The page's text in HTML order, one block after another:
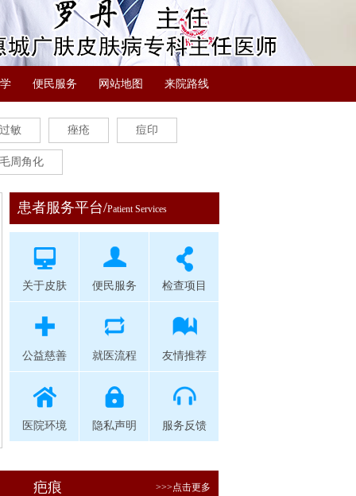
便民服务 网站地图 来院路线
过敏 痤疮 痘印
毛周角化
患者服务平台/Patient Services
关于皮肤 便民服务 检查项目
公益慈善 就医流程 友情推荐
医院环境 隐私声明 服务反馈
疤痕 >>>点击更多